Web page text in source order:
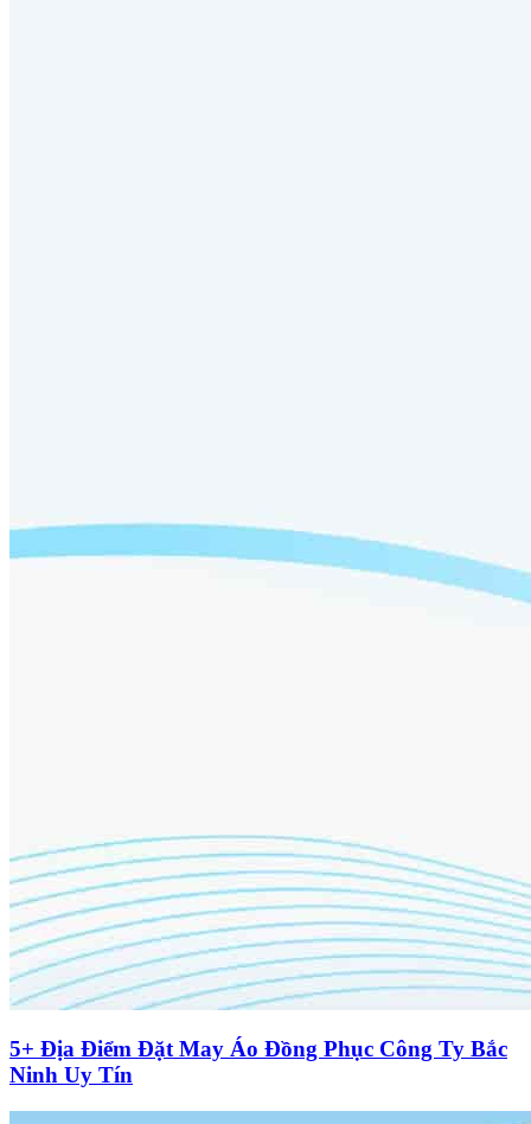
5+ Địa Điểm Đặt May Áo Đồng Phục Công Ty Bắc
Ninh Uy Tín